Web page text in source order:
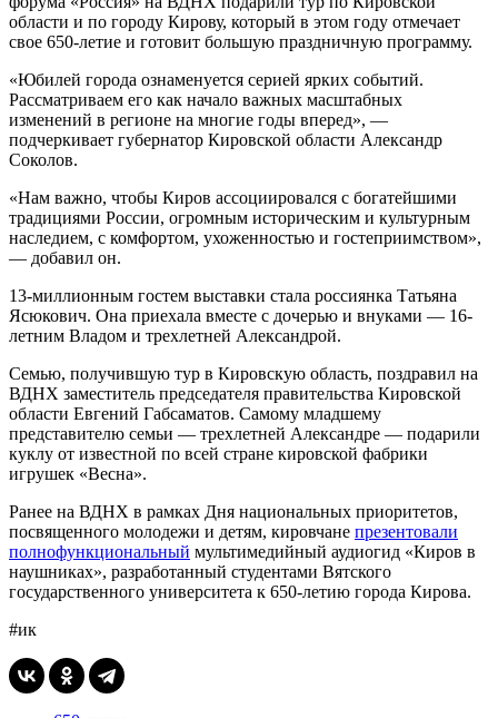
области и по городу Кирову, который в этом году отмечает
свое 650-летие и готовит большую праздничную программу.
«Юбилей города ознаменуется серией ярких событий.
Рассматриваем его как начало важных масштабных
изменений в регионе на многие годы вперед», —
подчеркивает губернатор Кировской области Александр
Соколов.
«Нам важно, чтобы Киров ассоциировался с богатейшими
традициями России, огромным историческим и культурным
наследием, с комфортом, ухоженностью и гостеприимством»,
— добавил он.
13-миллионным гостем выставки стала россиянка Татьяна
Ясюкович. Она приехала вместе с дочерью и внуками — 16-
летним Владом и трехлетней Александрой.
Семью, получившую тур в Кировскую область, поздравил на
ВДНХ заместитель председателя правительства Кировской
области Евгений Габсаматов. Самому младшему
представителю семьи — трехлетней Александре — подарили
куклу от известной по всей стране кировской фабрики
игрушек «Весна».
Ранее на ВДНХ в рамках Дня национальных приоритетов,
посвященного молодежи и детям, кировчане презентовали
полнофункциональный мультимедийный аудиогид «Киров в
наушниках», разработанный студентами Вятского
государственного университета к 650-летию города Кирова.
#ик